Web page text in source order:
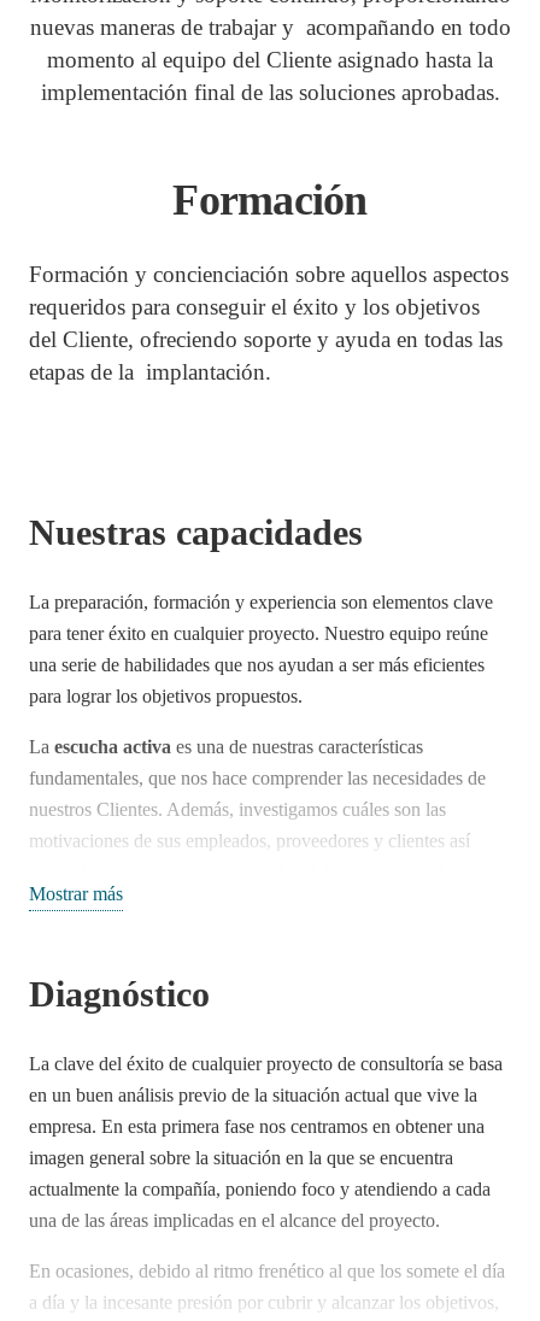
nuevas maneras de trabajar y acompañando en todo
momento al equipo del Cliente asignado hasta la
implementación final de las soluciones aprobadas.
Formación
Formación y concienciación sobre aquellos aspectos
requeridos para conseguir el éxito y los objetivos
del Cliente, ofreciendo soporte y ayuda en todas las
etapas de la implantación.
Nuestras capacidades
La preparación, formación y experiencia son elementos clave
para tener éxito en cualquier proyecto. Nuestro equipo reúne
una serie de habilidades que nos ayudan a ser más eficientes
para lograr los objetivos propuestos.
La escucha activa es una de nuestras características
fundamentales, que nos hace comprender las necesidades de
nuestros Clientes. Además, investigamos cuáles son las
motivaciones de sus empleados, proveedores y clientes así
válidas y exitosas.
significativa en las labores cotidianas y desempeño de la
compañía.
Nuestra elevada dosis deobjetividadnos caracteriza, no
realizamos juicios de valor, y llevamos a cabo nuestro trabajo
conindependenciapara plantear las soluciones más
convenientes en cada situación.
facilidad de comunicación con los gerentes y directivos de
para conseguir la información requerida para realizar la
evaluación y diagnóstico inicial. La claridad,precisióny
Mostrar más
Diagnóstico
La clave del éxito de cualquier proyecto de consultoría se basa
en un buen análisis previo de la situación actual que vive la
empresa. En esta primera fase nos centramos en obtener una
imagen general sobre la situación en la que se encuentra
actualmente la compañía, poniendo foco y atendiendo a cada
una de las áreas implicadas en el alcance del proyecto.
En ocasiones, debido al ritmo frenético al que los somete el día
a día y la incesante presión por cubrir y alcanzar los objetivos,